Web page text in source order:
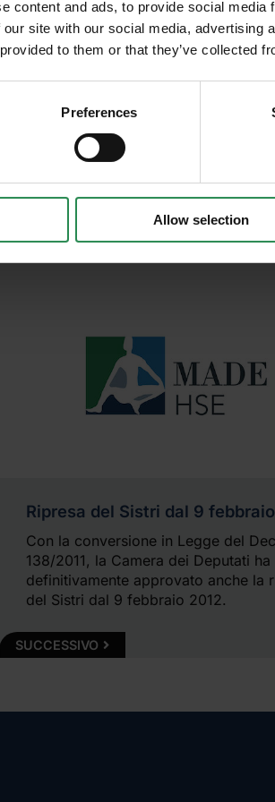
content and ads, to provide social
site with our social media, advertising
to them or that they’ve collected
Preferences
Allow selection
recupero sono stati trattati in
o di alluminio)
i criteri di cui al punto 1
5 (Dichiarazione di
Ripresa del Sistri dal 9
Con la conversione in Legge del
138/2011, la Camera dei Deputati ha
definitivamente approvato anche la
del Sistri dal 9 febbraio 2012.
SUCCESSIVO
in anteprima
scadenze,
in ambito